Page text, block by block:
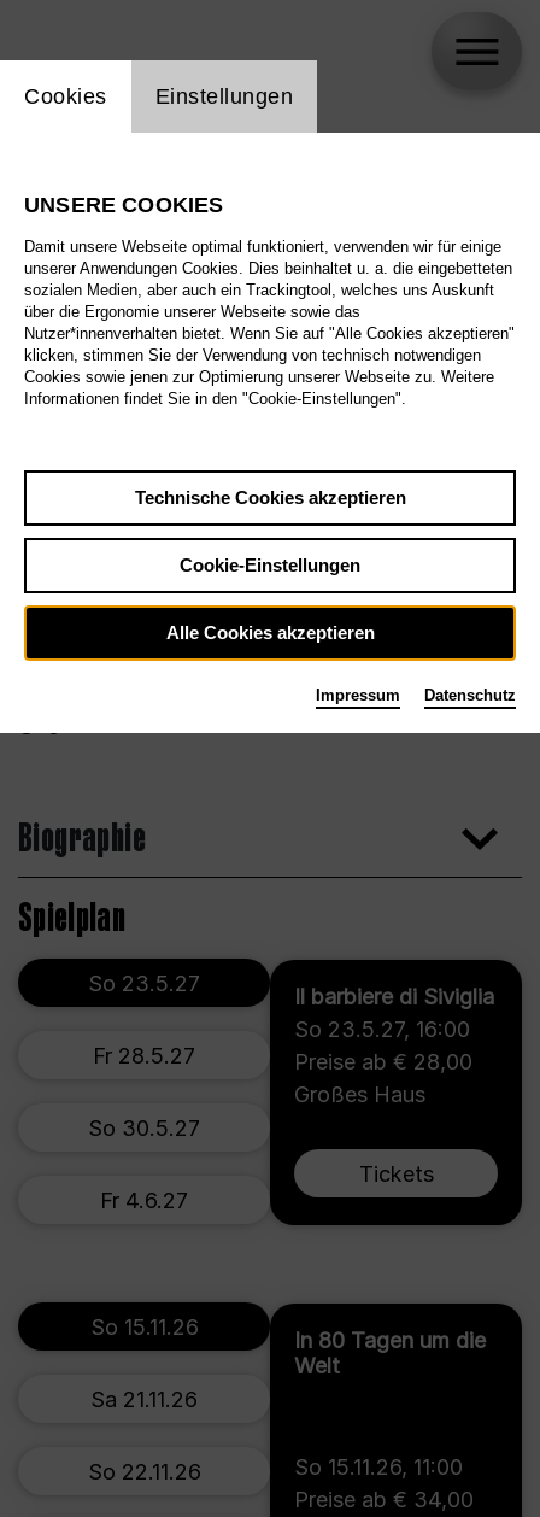
Biographie
Spielplan
Il barbiere di Siviglia
So 23.5.27, 16:00
Preise ab € 28,00
Großes Haus
Tickets
So 23.5.27
Fr 28.5.27
So 30.5.27
Fr 4.6.27
In 80 Tagen um die
Welt
So 15.11.26, 11:00
Preise ab € 34,00
So 15.11.26
Sa 21.11.26
So 22.11.26
Einstellung Website Cookie
Cookies Einstellungen
UNSERE COOKIES
Damit unsere Webseite optimal funktioniert, verwenden wir für einige
unserer Anwendungen Cookies. Dies beinhaltet u. a. die eingebetteten
sozialen Medien, aber auch ein Trackingtool, welches uns Auskunft
über die Ergonomie unserer Webseite sowie das
Nutzer*innenverhalten bietet. Wenn Sie auf "Alle Cookies akzeptieren"
klicken, stimmen Sie der Verwendung von technisch notwendigen
Cookies sowie jenen zur Optimierung unserer Webseite zu. Weitere
Informationen findet Sie in den "Cookie-Einstellungen".
Technische Cookies akzeptieren
Cookie-Einstellungen
Alle Cookies akzeptieren
Impressum Datenschutz